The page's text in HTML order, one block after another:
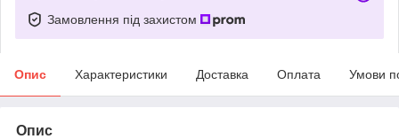
Замовлення під захистом
Опис Характеристики Доставка Оплата Умови
Опис